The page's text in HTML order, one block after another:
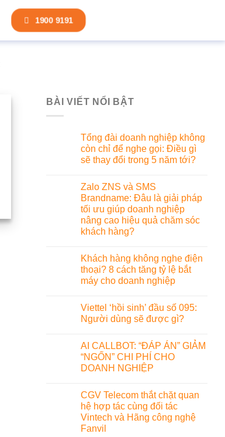
1900 9191
BÀI VIẾT NỔI BẬT
Tổng đài doanh nghiệp không
còn chỉ để nghe gọi: Điều gì
sẽ thay đổi trong 5 năm tới?
Zalo ZNS và SMS
Brandname: Đâu là giải pháp
tối ưu giúp doanh nghiệp
nâng cao hiệu quả chăm sóc
khách hàng?
Khách hàng không nghe điện
thoại? 8 cách tăng tỷ lệ bắt
máy cho doanh nghiệp
Viettel ‘hồi sinh’ đầu số 095:
Người dùng sẽ được gì?
AI CALLBOT: “ĐÁP ÁN” GIẢM
“NGỐN” CHI PHÍ CHO
DOANH NGHIỆP
CGV Telecom thắt chặt quan
hệ hợp tác cùng đối tác
Vintech và Hãng công nghệ
Fanvil